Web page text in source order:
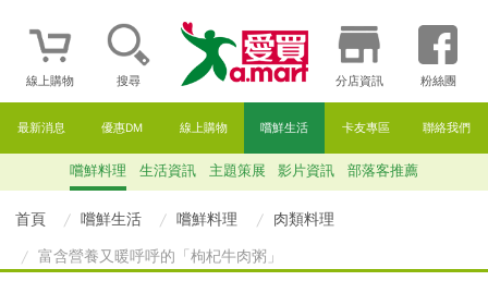
線上購物 搜尋 分店資訊 粉絲團
最新消息 優惠DM 線上購物 嚐鮮生活 卡友專區 聯絡我們
嚐鮮料理 生活資訊 主題策展 影片資訊 部落客推薦
首頁 嚐鮮生活 嚐鮮料理
肉類料理
富含營養又暖呼呼的「枸杞牛肉粥」